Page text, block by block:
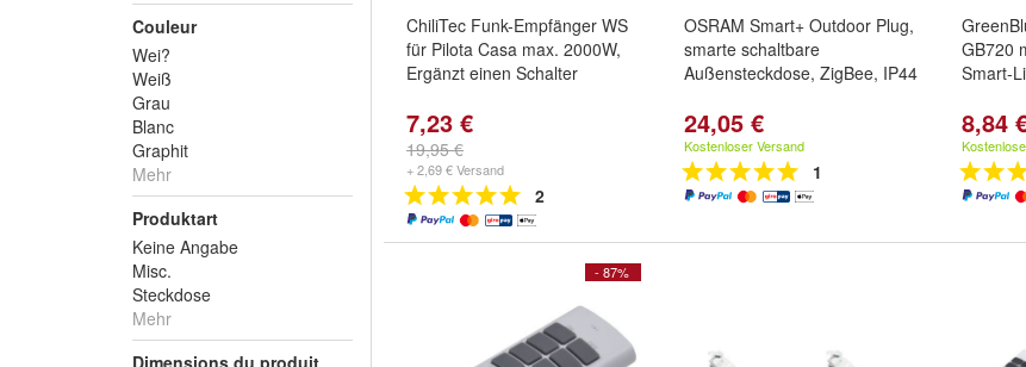
Couleur
Wei?
Weiß
Grau
Blanc
Graphit
Mehr
Produktart
Keine Angabe
Misc.
Steckdose
Mehr
Dimensions du produit
ChiliTec Funk-Empfänger WS
für Pilota Casa max. 2000W,
Ergänzt einen Schalter
7,23 €
19,95 €
+ 2,69 € Versand
2
OSRAM Smart+ Outdoor Plug,
smarte schaltbare
Außensteckdose, ZigBee, IP44
24,05 €
Kostenloser Versand
1
GB720
Smart-
8,84
- 87%